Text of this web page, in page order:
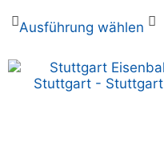
Ausführung wählen